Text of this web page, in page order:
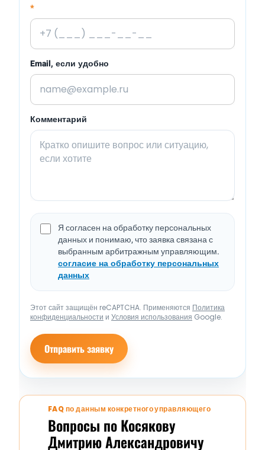
*
Email, если удобно
Комментарий
Я согласен на обработку персональных
данных и понимаю, что заявка связана с
выбранным арбитражным управляющим.
согласие на обработку персональных
данных
Этот сайт защищён reCAPTCHA. Применяются Политика
конфиденциальности и Условия использования Google.
Отправить заявку
FAQ по данным конкретного управляющего
Вопросы по Косякову
Дмитрию Александровичу